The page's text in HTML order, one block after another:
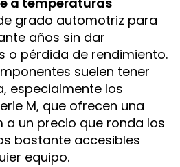
grado automotriz para
años sin dar
o pérdida de rendimiento.
suelen tener
especialmente los
M, que ofrecen una
un precio que ronda los
bastante accesibles
equipo.